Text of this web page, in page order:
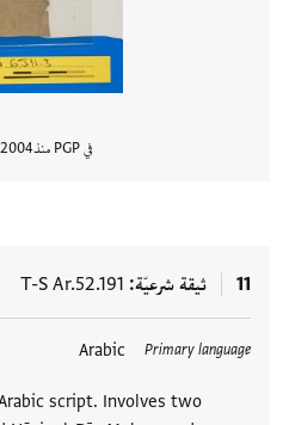
في PGP منذ 2004
11 ثيقة شرعيّة T-S Ar.52.191
Primary language
Arabic
script. Involves two
العلامات